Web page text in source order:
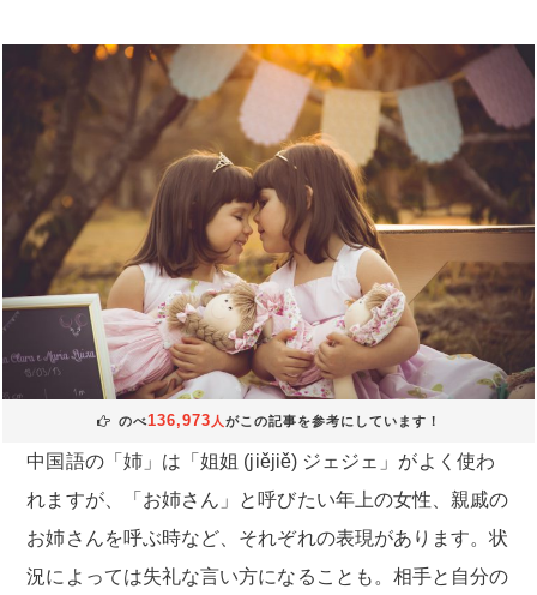
のべ136,973 人 がこの記事を参考にしています！
中国語の「姉」は「姐姐 (jiějiě) ジェジェ」がよく使わ
れますが、「お姉さん」と呼びたい年上の女性、親戚の
お姉さんを呼ぶ時など、それぞれの表現があります。状
況によっては失礼な言い方になることも。相手と自分の